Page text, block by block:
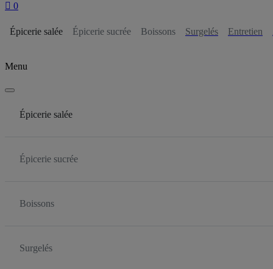
 0
Épicerie salée Épicerie sucrée Boissons Surgelés Entretien
Menu
Épicerie salée
Épicerie sucrée
Boissons
Surgelés